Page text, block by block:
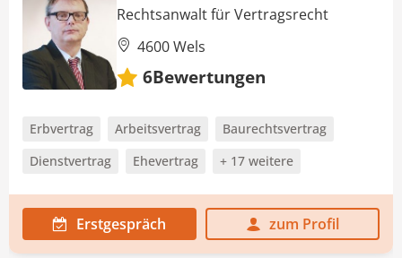
Rechtsanwalt für Vertragsrecht
4600 Wels
6Bewertungen
Erbvertrag Arbeitsvertrag
Baurechtsvertrag
Dienstvertrag
Ehevertrag + 17 weitere
Erstgespräch zum Profil